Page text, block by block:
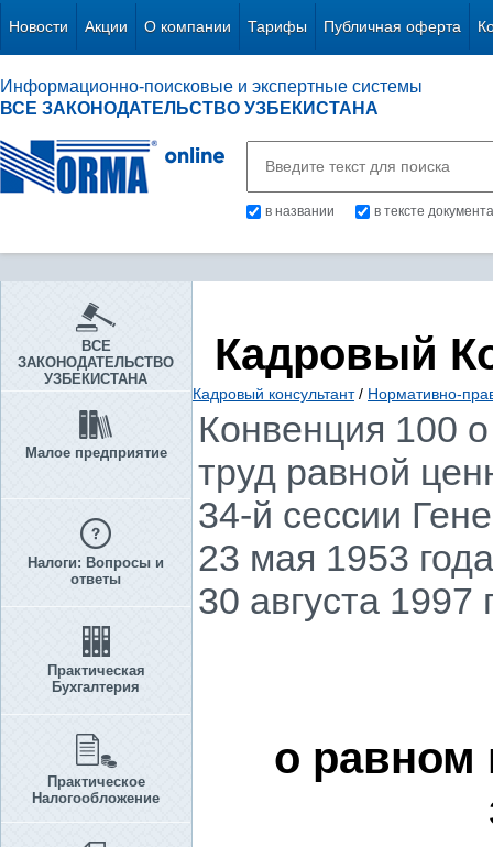
Новости Акции О компании Тарифы Публичная оферта
Информационно-поисковые и экспертные системы
ВСЕ ЗАКОНОДАТЕЛЬСТВО УЗБЕКИСТАНА
в названии в тексте документа
ВСЕ
ЗАКОНОДАТЕЛЬСТВО
УЗБЕКИСТАНА
Малое предприятие
Налоги: Вопросы и
ответы
Практическая
Бухгалтерия
Практическое
Налогообложение
Кадровый
Кадровый консультант / Нормативно-
Конвенция 100
труд равной
34-й сессии
23 мая 1953
30 августа 1997
о равном